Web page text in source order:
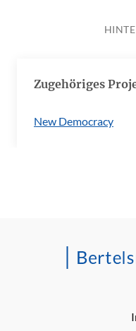
Zugehöriges
New Democracy